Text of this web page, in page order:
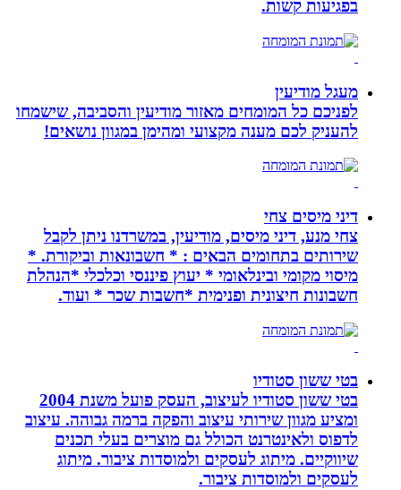
בפגיעות קשות.
מעגל מודיעין
לפניכם כל המומחים מאזור מודיעין והסביבה, שישמחו
להעניק לכם מענה מקצועי ומהימן במגוון נושאים!
דיני מיסים צחי
צחי מנע, דיני מיסים, מודיעין, במשרדנו ניתן לקבל
שירותים בתחומים הבאים : * חשבונאות וביקורת. *
מיסוי מקומי ובינלאומי * יעוץ פיננסי וכלכלי *הנהלת
חשבונות חיצונית ופנימית *חשבות שכר * ועוד.
בטי ששון סטודיו
בטי ששון סטודיו לעיצוב, העסק פועל משנת 2004
ומציע מגוון שירותי עיצוב והפקה ברמה גבוהה. עיצוב
לדפוס ולאינטרנט הכולל גם מוצרים בעלי תכנים
שיווקיים. מיתוג לעסקים ולמוסדות ציבור. מיתוג
לעסקים ולמוסדות ציבור.